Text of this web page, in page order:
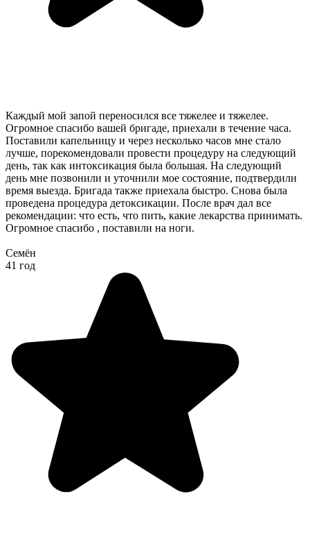
Каждый мой запой переносился все тяжелее и тяжелее.
Огромное спасибо вашей бригаде, приехали в течение часа.
Поставили капельницу и через несколько часов мне стало
лучше, порекомендовали провести процедуру на следующий
день, так как интоксикация была большая. На следующий
день мне позвонили и уточнили мое состояние, подтвердили
время выезда. Бригада также приехала быстро. Снова была
проведена процедура детоксикации. После врач дал все
рекомендации: что есть, что пить, какие лекарства принимать.
Огромное спасибо , поставили на ноги.
Семён
41 год